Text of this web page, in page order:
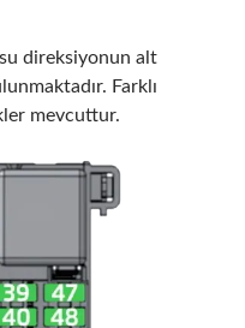
direksiyonun alt
Farklı
mevcuttur.